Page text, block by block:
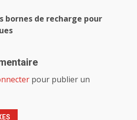
bornes de recharge pour
pour publier un